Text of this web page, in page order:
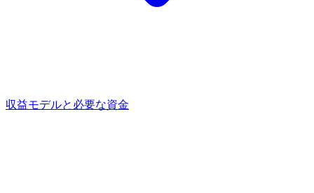
収益モデルと必要な資金